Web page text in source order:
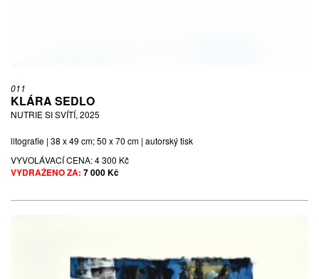
011
KLÁRA SEDLO
NUTRIE SI SVÍTÍ, 2025
litografie | 38 x 49 cm; 50 x 70 cm | autorský tisk
VYVOLÁVACÍ CENA:4 300 Kč
VYDRAŽENO ZA: 7 000 Kč